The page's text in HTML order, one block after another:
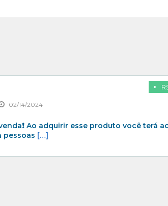
02/14/2024
Ao adquirir esse produto você terá
pessoas […]